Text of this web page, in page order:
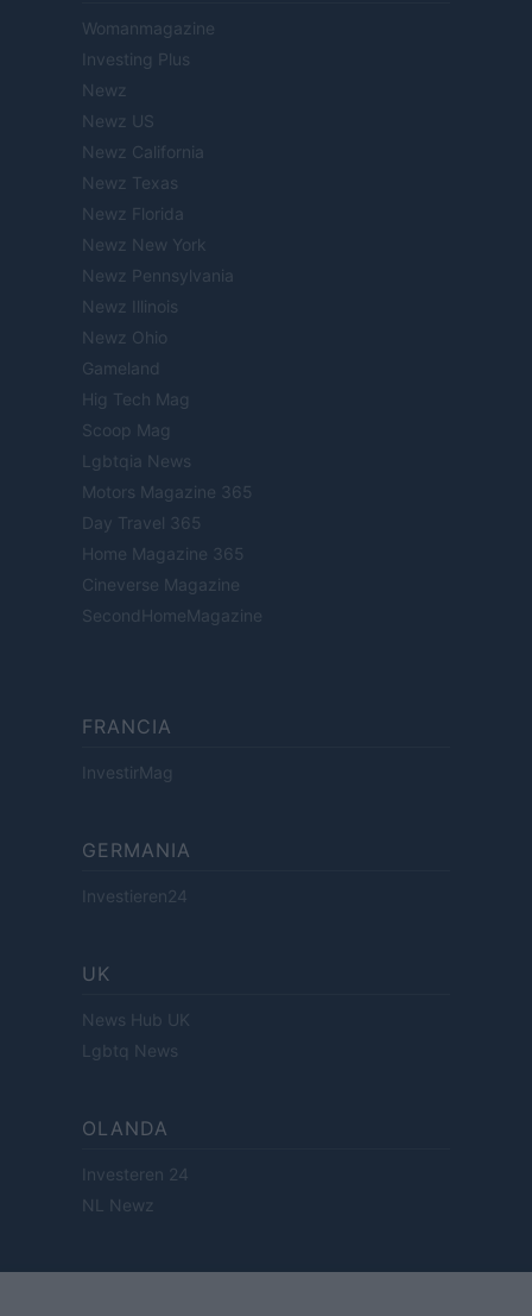
Womanmagazine
Investing Plus
Newz
Newz US
Newz California
Newz Texas
Newz Florida
Newz New York
Newz Pennsylvania
Newz Illinois
Newz Ohio
Gameland
Hig Tech Mag
Scoop Mag
Lgbtqia News
Motors Magazine 365
Day Travel 365
Home Magazine 365
Cineverse Magazine
SecondHomeMagazine
FRANCIA
InvestirMag
GERMANIA
Investieren24
UK
News Hub UK
Lgbtq News
OLANDA
Investeren 24
NL Newz